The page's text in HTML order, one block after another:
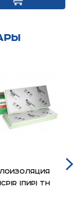
(ПИР) ТН